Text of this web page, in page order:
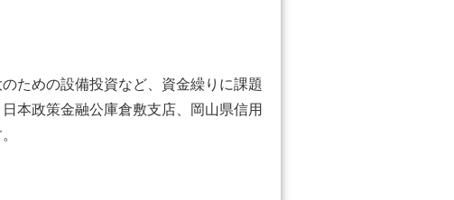
ための設備投資など、資金繰りに課題
本政策金融公庫倉敷支店、岡山県信用